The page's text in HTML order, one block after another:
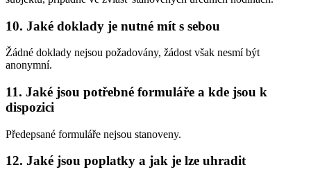
10. Jaké doklady je nutné mít s sebou
Žádné doklady nejsou požadovány, žádost však nesmí být
anonymní.
11. Jaké jsou potřebné formuláře a kde jsou k
dispozici
Předepsané formuláře nejsou stanoveny.
12. Jaké jsou poplatky a jak je lze uhradit